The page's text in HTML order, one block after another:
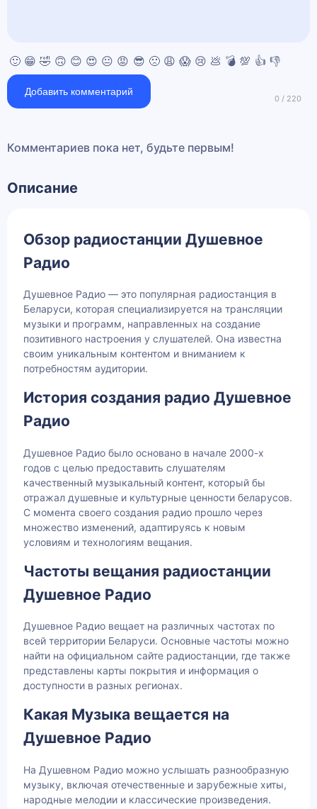
🙂 😁 🤣 🙃 😊 😍 😐 😡 😎 🙁 😩 😱 😢 💩 💣 💯 👍 👎
Добавить комментарий
Комментариев пока нет, будьте первым!
Описание
Обзор радиостанции Душевное
Радио
Душевное Радио — это популярная радиостанция в
Беларуси, которая специализируется на трансляции
музыки и программ, направленных на создание
позитивного настроения у слушателей. Она известна
своим уникальным контентом и вниманием к
потребностям аудитории.
История создания радио Душевное
Радио
Душевное Радио было основано в начале 2000-х
годов с целью предоставить слушателям
качественный музыкальный контент, который бы
отражал душевные и культурные ценности беларусов.
С момента своего создания радио прошло через
множество изменений, адаптируясь к новым
условиям и технологиям вещания.
Частоты вещания радиостанции
Душевное Радио
Душевное Радио вещает на различных частотах по
всей территории Беларуси. Основные частоты можно
найти на официальном сайте радиостанции, где также
представлены карты покрытия и информация о
доступности в разных регионах.
Какая Музыка вещается на
Душевное Радио
На Душевном Радио можно услышать разнообразную
музыку, включая отечественные и зарубежные хиты,
народные мелодии и классические произведения.